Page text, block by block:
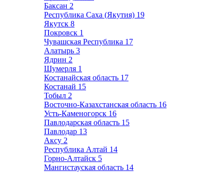
Баксан 2
Республика Саха (Якутия) 19
Якутск 8
Покровск 1
Чувашская Республика 17
Алатырь 3
Ядрин 2
Шумерля 1
Костанайская область 17
Костанай 15
Тобыл 2
Восточно-Казахстанская область 16
Усть-Каменогорск 16
Павлодарская область 15
Павлодар 13
Аксу 2
Республика Алтай 14
Горно-Алтайск 5
Мангистауская область 14